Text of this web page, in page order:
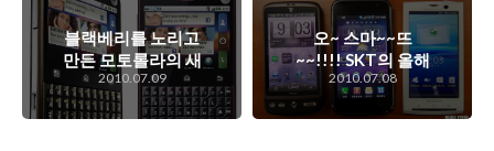
블랙베리를 노리고
만든 모토롤라의 새
로운 안드로이드 폰,
참(Charm)!
2010.07.09
오~ 스마~~뜨
~~!!!! SKT의 올해
핵심 안드로이드 폰
3종 세트!
2010.07.08